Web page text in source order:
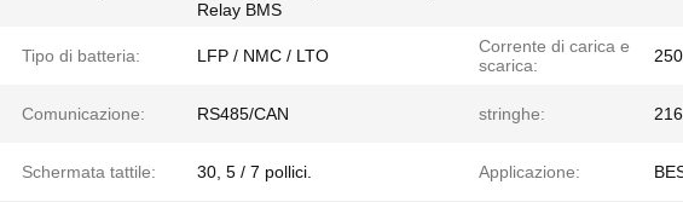
Relay BMS
Tipo di batteria: LFP / NMC / LTO
Corrente di carica e
scarica:
Comunicazione: RS485/CAN stringhe:
Schermata tattile: 30, 5 / 7 pollici. Applicazione: